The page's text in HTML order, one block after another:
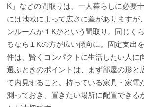
K」などの間取りは、一人暮らしに必要
には地域によって広さに差がありますが
ンルームか１Kかという間取り。同じく
るなら１Kの方が広い傾向に。固定支出
件は、賢くコンパクトに生活したい人に
選ぶときのポイントは、まず部屋の形と
て内見すること。持っている家具・家電
測っておき、置きたい場所に配置できる